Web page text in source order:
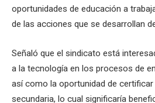
oportunidades de educación a
de las acciones que se desarrollan
Señaló que el sindicato está
a la tecnología en los procesos de
así como la oportunidad de
secundaria, lo cual significaría